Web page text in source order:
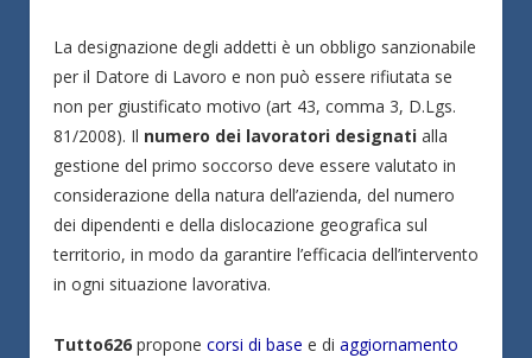
La designazione degli addetti è un obbligo sanzionabile
per il Datore di Lavoro e non può essere rifiutata se
non per giustificato motivo (art 43, comma 3, D.Lgs.
81/2008). Il numero dei lavoratori designati alla
gestione del primo soccorso deve essere valutato in
considerazione della natura dell’azienda, del numero
dei dipendenti e della dislocazione geografica sul
territorio, in modo da garantire l’efficacia dell’intervento
in ogni situazione lavorativa.
Tutto626 propone corsi di base e di aggiornamento